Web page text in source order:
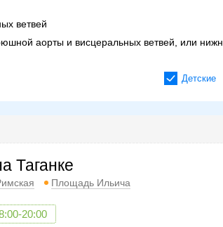
ветвей
аорты и висцеральных ветвей, или
Детские
Таганке
Площадь Ильича
20:00